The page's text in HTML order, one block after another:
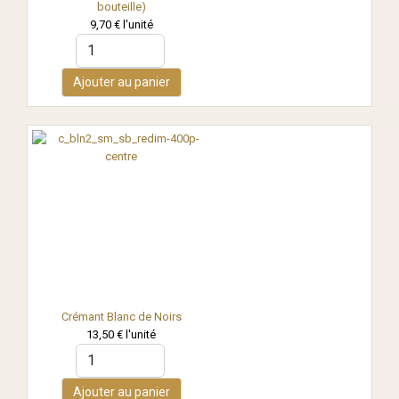
bouteille)
9,70 € l'unité
Ajouter au panier
Crémant Blanc de Noirs
13,50 € l'unité
Ajouter au panier